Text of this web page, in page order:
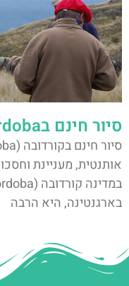
סיור חינם בCórdoba (קורדובה) בארגנטינה
אותנטית, מעניינת
בארגנטינה, היא הרבה